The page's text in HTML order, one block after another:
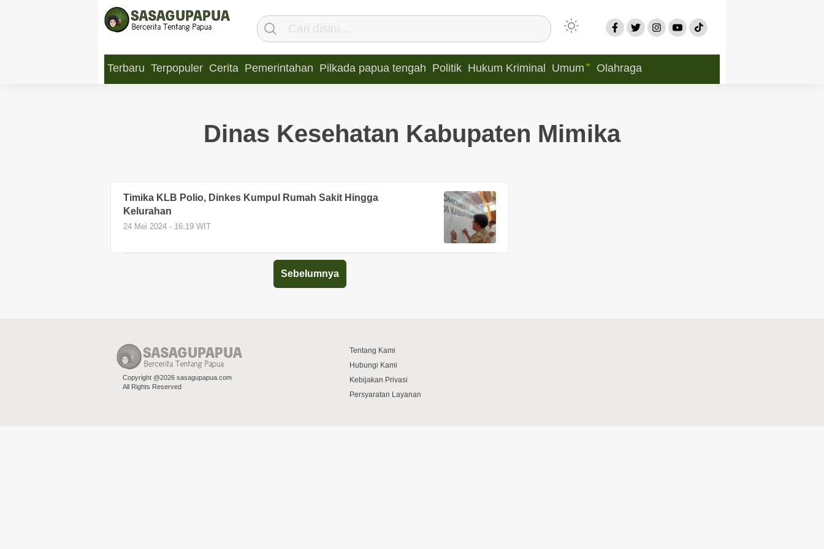
Terbaru Terpopuler Cerita Pemerintahan Pilkada papua tengah Politik Hukum Kriminal Umum Olahraga
Dinas Kesehatan Kabupaten Mimika
Timika KLB Polio, Dinkes Kumpul Rumah Sakit Hingga
Kelurahan
24 Mei 2024 - 16:19 WIT
Sebelumnya
Copyright @2026 sasagupapua.com
All Rights Reserved
Tentang Kami
Hubungi Kami
Kebijakan Privasi
Persyaratan Layanan